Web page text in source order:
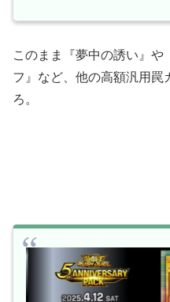
このまま『夢中の誘い』や
フ』など、他の高額汎用罠
ろ。